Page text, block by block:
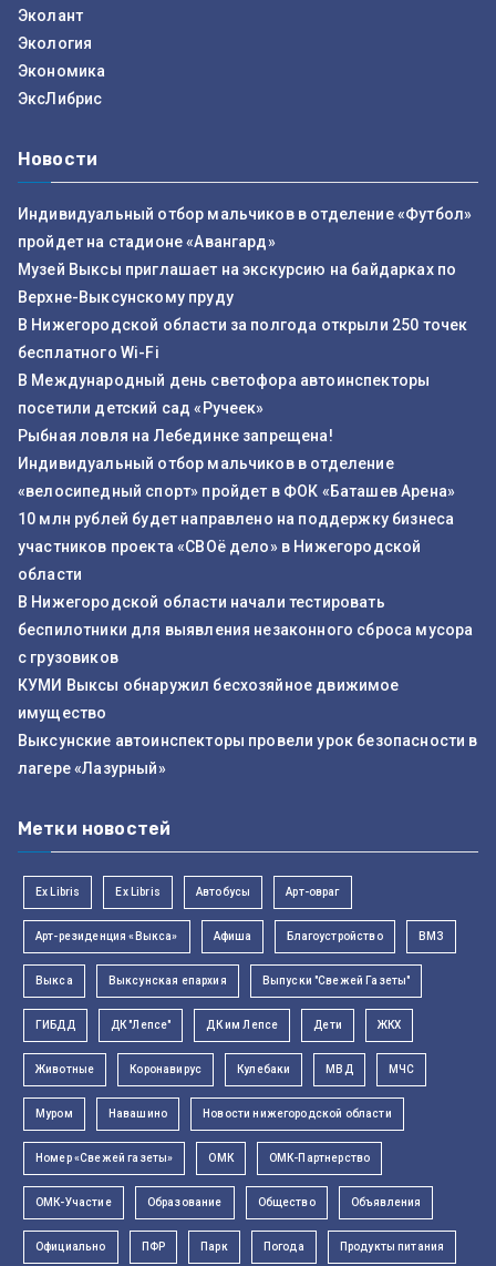
Эколант
Экология
Экономика
ЭксЛибрис
Новости
Индивидуальный отбор мальчиков в отделение «Футбол»
пройдет на стадионе «Авангард»
Музей Выксы приглашает на экскурсию на байдарках по
Верхне-Выксунскому пруду
В Нижегородской области за полгода открыли 250 точек
бесплатного Wi-Fi
В Международный день светофора автоинспекторы
посетили детский сад «Ручеек»
Рыбная ловля на Лебединке запрещена!
Индивидуальный отбор мальчиков в отделение
«велосипедный спорт» пройдет в ФОК «Баташев Арена»
10 млн рублей будет направлено на поддержку бизнеса
участников проекта «СВОё дело» в Нижегородской
области
В Нижегородской области начали тестировать
беспилотники для выявления незаконного сброса мусора
с грузовиков
КУМИ Выксы обнаружил бесхозяйное движимое
имущество
Выксунские автоинспекторы провели урок безопасности в
лагере «Лазурный»
Метки новостей
Ex Libris Ex Libris Автобусы Арт-овраг
Арт-резиденция «Выкса» Афиша Благоустройство ВМЗ
Выкса Выксунская епархия Выпуски "Свежей Газеты"
ГИБДД ДК "Лепсе" ДК им Лепсе Дети ЖКХ
Животные Коронавирус Кулебаки МВД МЧС
Муром Навашино Новости нижегородской области
Номер «Свежей газеты» ОМК ОМК-Партнерство
ОМК-Участие Образование Общество Объявления
Официально ПФР Парк Погода Продукты питания